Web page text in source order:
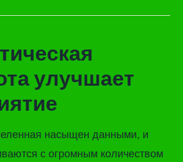
улучшает
насыщен данными, и
с огромным количеством